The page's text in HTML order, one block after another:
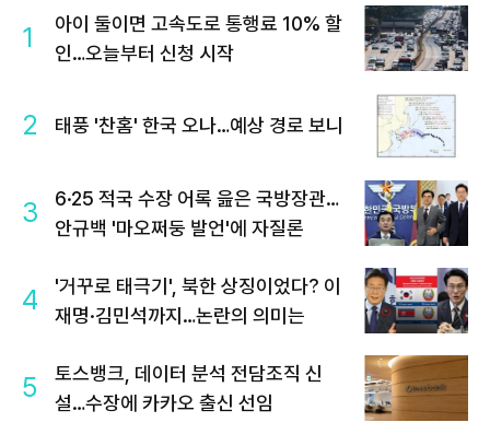
1
아이 둘이면 고속도로 통행료 10% 할
인…오늘부터 신청 시작
2 태풍 '찬홈' 한국 오나…예상 경로 보니
3
6·25 적국 수장 어록 읊은 국방장관…
안규백 '마오쩌둥 발언'에 자질론
4
'거꾸로 태극기', 북한 상징이었다? 이
재명·김민석까지…논란의 의미는
5
토스뱅크, 데이터 분석 전담조직 신
설…수장에 카카오 출신 선임